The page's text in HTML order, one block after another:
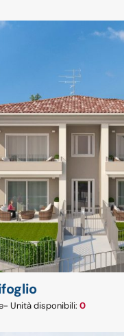
- Unità disponibili: 0